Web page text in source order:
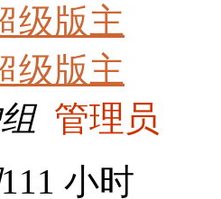
级版主
级版主
管理员
111 小时